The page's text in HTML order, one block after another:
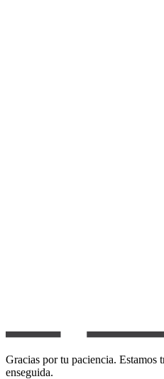
Gracias por tu paciencia. Estamos
enseguida.